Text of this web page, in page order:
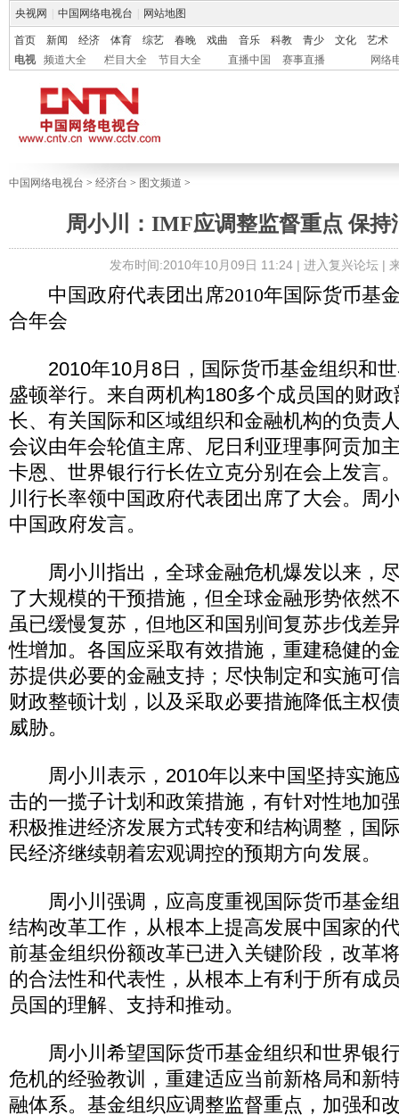
央视网 中国网络电视台 网站地图
首页 新闻 经济 体育 综艺 春晚 戏曲 音乐 科教 青少 文化
艺术
电视
频道大全 栏目大全 节目大全 直播中国 赛事直播 网络
中国网络电视台 > 经济台 > 图文频道 >
周小川：IMF应调整监督重点 保持
发布时间:2010年10月09日 11:24 | 进入复兴论坛|
中国政府代表团出席2010年国际货币基
合年会
2010年10月8日，国际货币基金组织和世
盛顿举行。来自两机构180多个成员国的财
长、有关国际和区域组织和金融机构的负责
会议由年会轮值主席、尼日利亚理事阿贡加
卡恩、世界银行行长佐立克分别在会上发言
川行长率领中国政府代表团出席了大会。周
中国政府发言。
周小川指出，全球金融危机爆发以来，
了大规模的干预措施，但全球金融形势依然
虽已缓慢复苏，但地区和国别间复苏步伐差
性增加。各国应采取有效措施，重建稳健的
苏提供必要的金融支持；尽快制定和实施可
财政整顿计划，以及采取必要措施降低主权
威胁。
周小川表示，2010年以来中国坚持实施
击的一揽子计划和政策措施，有针对性地加
积极推进经济发展方式转变和结构调整，国
民经济继续朝着宏观调控的预期方向发展。
周小川强调，应高度重视国际货币基金
结构改革工作，从根本上提高发展中国家的
前基金组织份额改革已进入关键阶段，改革
的合法性和代表性，从根本上有利于所有成
员国的理解、支持和推动。
周小川希望国际货币基金组织和世界银
危机的经验教训，重建适应当前新格局和新
融体系。基金组织应调整监督重点，加强和